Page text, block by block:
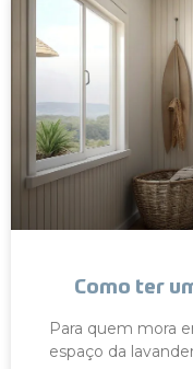
Como ter
Para quem mora
espaço da